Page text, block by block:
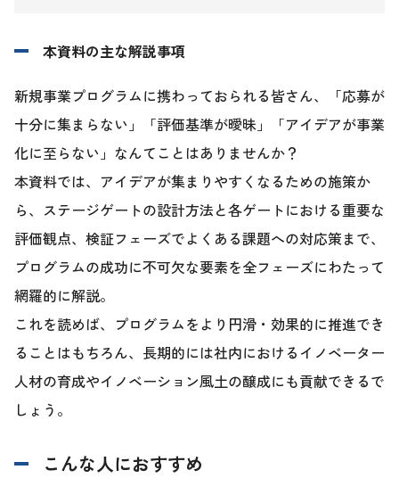
本資料の主な解説事項
新規事業プログラムに携わっておられる皆さん、「応募が
十分に集まらない」「評価基準が曖昧」「アイデアが事業
化に至らない」なんてことはありませんか？
本資料では、アイデアが集まりやすくなるための施策か
ら、ステージゲートの設計方法と各ゲートにおける重要な
評価観点、検証フェーズでよくある課題への対応策まで、
プログラムの成功に不可欠な要素を全フェーズにわたって
網羅的に解説。
これを読めば、プログラムをより円滑・効果的に推進でき
ることはもちろん、長期的には社内におけるイノベーター
人材の育成やイノベーション風土の醸成にも貢献できるで
しょう。
こんな人におすすめ